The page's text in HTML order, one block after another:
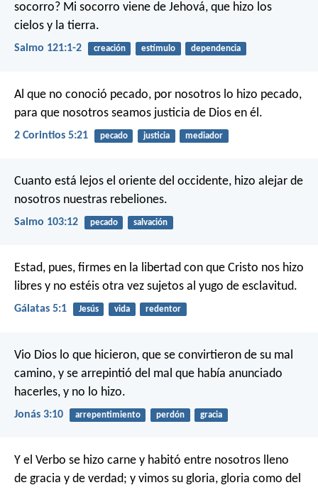
socorro? Mi socorro viene de Jehová, que hizo los
cielos y la tierra.
Salmo 121:1-2 creación estímulo dependencia
Al que no conoció pecado, por nosotros lo hizo pecado,
para que nosotros seamos justicia de Dios en él.
2 Corintios 5:21 pecado justicia mediador
Cuanto está lejos el oriente del occidente, hizo alejar de
nosotros nuestras rebeliones.
Salmo 103:12 pecado salvación
Estad, pues, firmes en la libertad con que Cristo nos hizo
libres y no estéis otra vez sujetos al yugo de esclavitud.
Gálatas 5:1 Jesús vida redentor
Vio Dios lo que hicieron, que se convirtieron de su mal
camino, y se arrepintió del mal que había anunciado
hacerles, y no lo hizo.
Jonás 3:10 arrepentimiento perdón gracia
Y el Verbo se hizo carne y habitó entre nosotros lleno
de gracia y de verdad; y vimos su gloria, gloria como del